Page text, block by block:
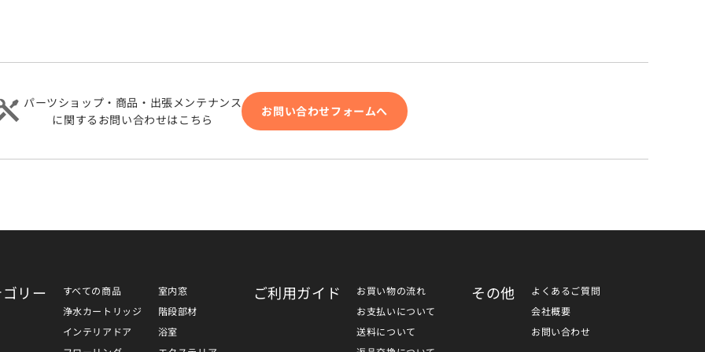
パーツショップ・商品・出張メンテナンス
に関するお問い合わせはこちら
お問い合わせフォームへ
リー
すべての商品
浄水カートリッジ
インテリアドア
室内窓
階段部材
浴室
ご利用ガイド
お買い物の流れ
お支払いについて
送料について
その他
よくあるご質問
会社概要
お問い合わせ